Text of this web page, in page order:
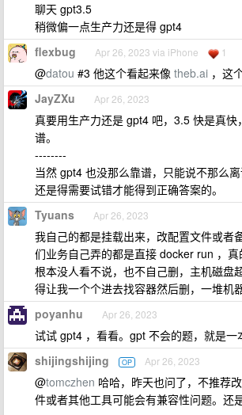
聊天 gpt3.5
稍微偏一点生产力还是得 gpt4
flexbug Apr 26, 2023 via iPhone 1
@datou #3 他这个看起来像 theb.ai ，这
JayZXu Apr 26, 2023
真要用生产力还是 gpt4 吧，3.5 快是真快
谱。
--------
当然 gpt4 也没那么靠谱，只能说不那么
还是得需要试错才能得到正确答案的。
Tyuans Apr 26, 2023
我自己的都是挂载出来，改配置文件或者
们业务自己弄的都是直接 docker run ，真
根本没人看不说，也不自己删，主机磁盘
得让我一个个进去找容器然后删，一堆机
poyanhu Apr 26, 2023
试试 gpt4 ，看看。gpt 不会的题，就是一
shijingshijing OP Apr 26, 2023
@tomczhen 哈哈，昨天也问了，不推荐
件或者其他工具可能会有兼容性问题。还